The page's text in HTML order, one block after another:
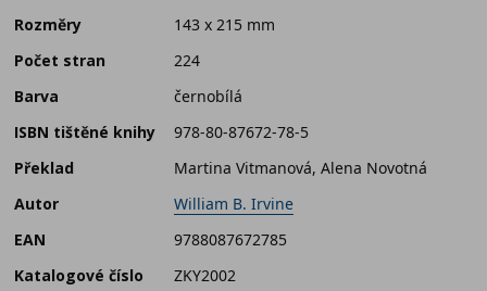
Rozměry
143 x 215 mm
Počet stran
224
Barva
černobílá
ISBN tištěné knihy
978-80-87672-78-5
Překlad
Martina Vitmanová, Alena Novotná
Autor
William B. Irvine
EAN
9788087672785
Katalogové číslo
ZKY2002